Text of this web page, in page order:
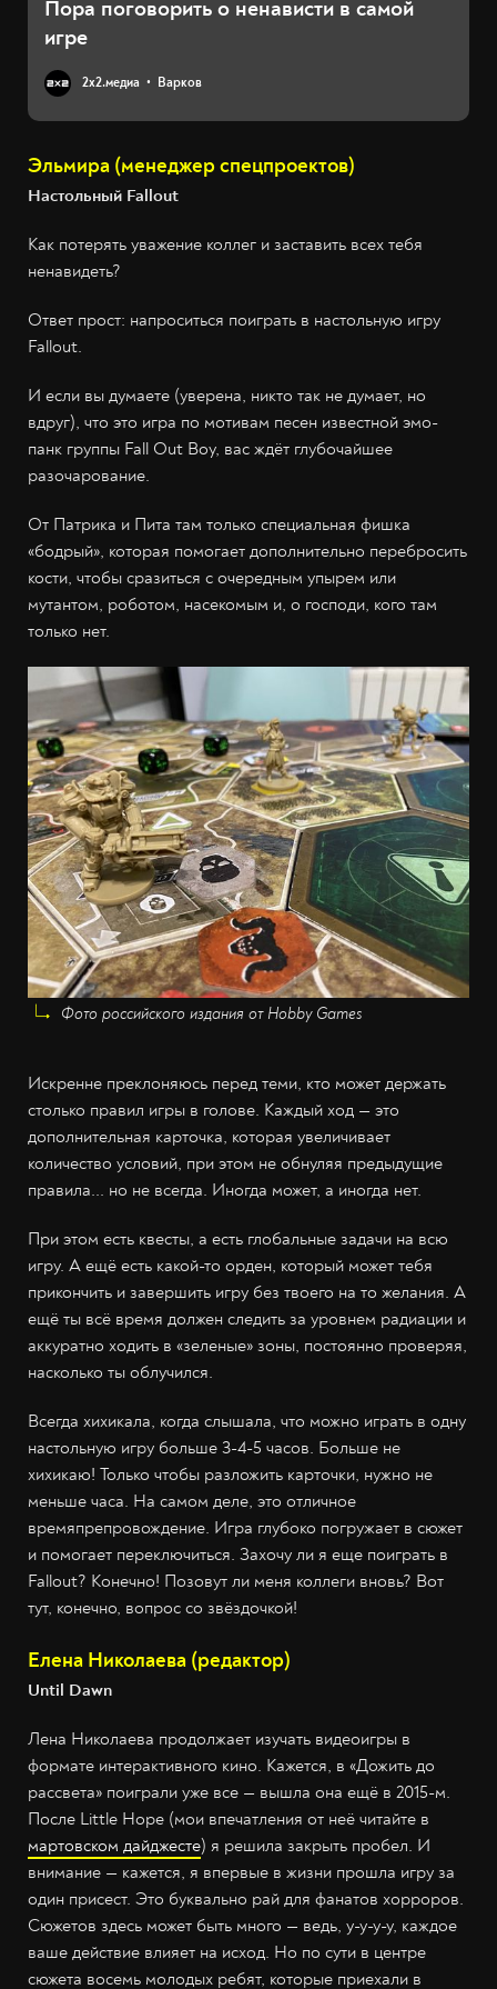
Пора поговорить о ненависти в самой
игре
2х2.медиа Варков
Эльмира (менеджер спецпроектов)
Настольный Fallout
Как потерять уважение коллег и заставить всех тебя
ненавидеть?
Ответ прост: напроситься поиграть в настольную игру
Fallout.
И если вы думаете (уверена, никто так не думает, но
вдруг), что это игра по мотивам песен известной эмо-
панк группы Fall Out Boy, вас ждёт глубочайшее
разочарование.
От Патрика и Пита там только специальная фишка
«бодрый», которая помогает дополнительно перебросить
кости, чтобы сразиться с очередным упырем или
мутантом, роботом, насекомым и, о господи, кого там
только нет.
Фото российского издания от Hobby Games
Искренне преклоняюсь перед теми, кто может держать
столько правил игры в голове. Каждый ход — это
дополнительная карточка, которая увеличивает
количество условий, при этом не обнуляя предыдущие
правила... но не всегда. Иногда может, а иногда нет.
При этом есть квесты, а есть глобальные задачи на всю
игру. А ещё есть какой-то орден, который может тебя
прикончить и завершить игру без твоего на то желания. А
ещё ты всё время должен следить за уровнем радиации и
аккуратно ходить в «зеленые» зоны, постоянно проверяя,
насколько ты облучился.
Всегда хихикала, когда слышала, что можно играть в одну
настольную игру больше 3-4-5 часов. Больше не
хихикаю! Только чтобы разложить карточки, нужно не
меньше часа. На самом деле, это отличное
времяпрепровождение. Игра глубоко погружает в сюжет
и помогает переключиться. Захочу ли я еще поиграть в
Fallout? Конечно! Позовут ли меня коллеги вновь? Вот
тут, конечно, вопрос со звёздочкой!
Елена Николаева (редактор)
Until Dawn
Лена Николаева продолжает изучать видеоигры в
формате интерактивного кино. Кажется, в «Дожить до
рассвета» поиграли уже все — вышла она ещё в 2015-м.
После Little Hope (мои впечатления от неё читайте в
мартовском дайджесте) я решила закрыть пробел. И
внимание — кажется, я впервые в жизни прошла игру за
один присест. Это буквально рай для фанатов хорроров.
Сюжетов здесь может быть много — ведь, у-у-у-у, каждое
ваше действие влияет на исход. Но по сути в центре
сюжета восемь молодых ребят, которые приехали в